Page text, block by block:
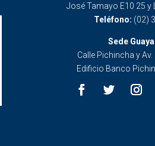
José Tamayo E10 25 y
Teléfono: (02)
Sede
Calle Pichincha y Av.
Edificio Banco